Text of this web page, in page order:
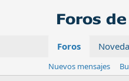
Foros
Nuevos mensajes